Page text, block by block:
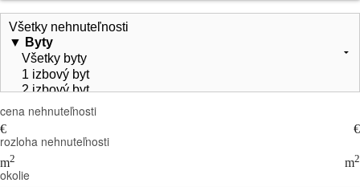
cena nehnuteľnosti
€ €
rozloha nehnuteľnosti
m2 m2
okolie